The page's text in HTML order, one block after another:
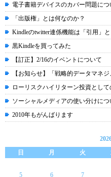
電子書籍デバイスのカバー問題につ
「出版権」とは何なのか？
Kindleのtwitter連係機能は「引用」
黒Kindleを買ってみた
【訂正】2/16のイベントについて
【お知らせ】「戦略的データマネ
ローリスクハイリターン投資とし
ソーシャルメディアの使い分けにつ
2010年もがんばります
日
月 火
5
6 7